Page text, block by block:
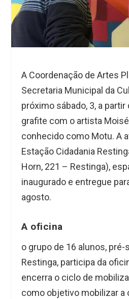
A Coordenação de Artes
Secretaria Municipal da
próximo sábado, 3, a
grafite com o artista
conhecido como Motu. A
Estação Cidadania
Horn, 221 – Restinga),
inaugurado e entregue
agosto.
A oficina
o grupo de 16 alunos,
Restinga, participa da
encerra o ciclo de
como objetivo mobilizar a